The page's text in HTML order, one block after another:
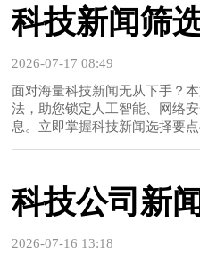
科技新闻筛
2026-07-17 08:49
面对海量科技新闻无从下手？
法，助您锁定人工智能、网络
息。立即掌握科技新闻选择要
科技公司新
2026-07-16 13:18